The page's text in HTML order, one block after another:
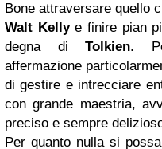
Bone attraversare quello
Walt Kellye finire pian
degna diTolkien.
affermazione
di gestire e intrecciare
con grande maestria,
preciso e sempre
Per quanto nulla si